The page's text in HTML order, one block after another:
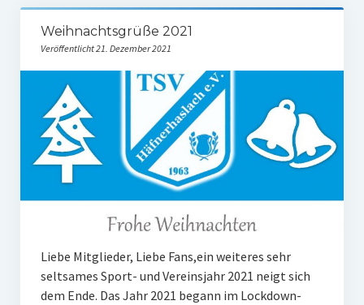
Tabelle Damen
Spielplan Bezirksliga Damen
Ü30-Fussball
AH-Abteilung
Kinderturnen
Weihnachtsgrüße 2021
Veröffentlicht 21. Dezember 2021
Liebe Mitglieder, Liebe Fans,​​ein weiteres sehr
seltsames Sport- und Vereinsjahr 2021 neigt sich
dem Ende. ​​Das Jahr 2021 begann im Lockdown-